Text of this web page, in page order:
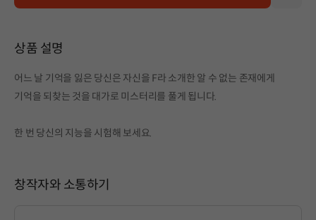
상품 설명
어느 날 기억을 잃은 당신은 자신을 F라 소개한 알 수 없는 존재에게
기억을 되찾는 것을 대가로 미스터리를 풀게 됩니다.
한 번 당신의 지능을 시험해 보세요.
창작자와 소통하기